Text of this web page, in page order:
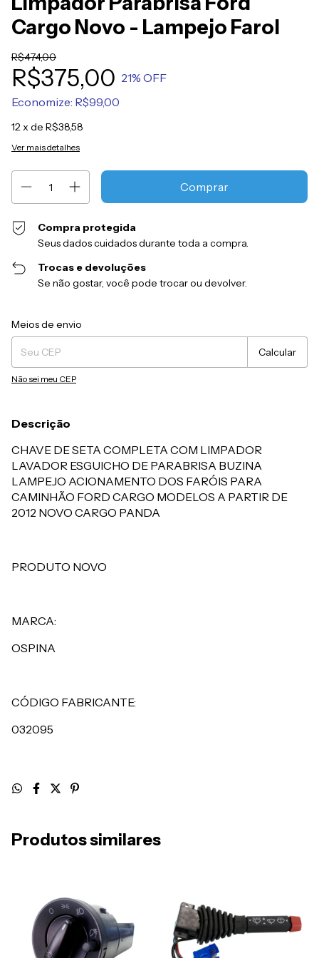
Cargo Novo - Lampejo Farol
R$474,00
R$375,00 21% OFF
Economize: R$99,00
12x de R$38,58
Ver mais detalhes
Compra protegida
Seus dados cuidados durante toda a compra.
Trocas e devoluções
Se não gostar, você pode trocar ou devolver.
Entregas para o CEP:
Meios de envio
Calcular
Não sei meu CEP
Descrição
CHAVE DE SETA COMPLETA COM LIMPADOR
LAVADOR ESGUICHO DE PARABRISA BUZINA
LAMPEJO ACIONAMENTO DOS FARÓIS PARA
CAMINHÃO FORD CARGO MODELOS A PARTIR DE
2012 NOVO CARGO PANDA
PRODUTO NOVO
MARCA:
OSPINA
CÓDIGO FABRICANTE:
032095
Produtos similares